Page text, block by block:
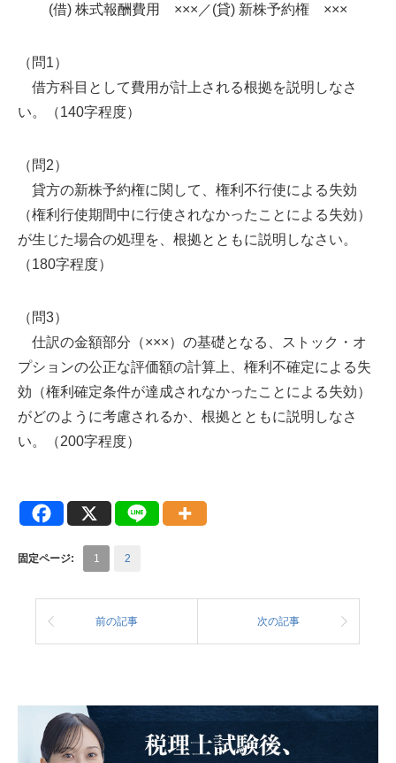
(借) 株式報酬費用 ×××／(貸) 新株予約権 ×××
（問1）
借方科目として費用が計上される根拠を説明しなさ
い。（140字程度）
（問2）
貸方の新株予約権に関して、権利不行使による失効
（権利行使期間中に行使されなかったことによる失効）
が生じた場合の処理を、根拠とともに説明しなさい。
（180字程度）
（問3）
仕訳の金額部分（×××）の基礎となる、ストック・オ
プションの公正な評価額の計算上、権利不確定による失
効（権利確定条件が達成されなかったことによる失効）
がどのように考慮されるか、根拠とともに説明しなさ
い。（200字程度）
固定ページ: 1 2
前の記事 次の記事